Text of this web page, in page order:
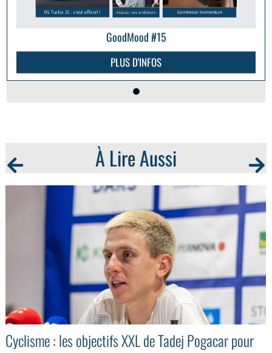
GoodMood #15
PLUS D'INFOS
À Lire Aussi
Cyclisme : les objectifs XXL de Tadej Pogacar pour